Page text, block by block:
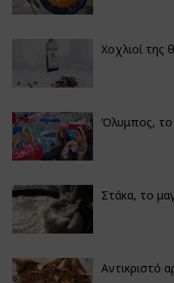
Χοχλιοί της
Όλυμπος, το
Στάκα, το
Αντικριστό